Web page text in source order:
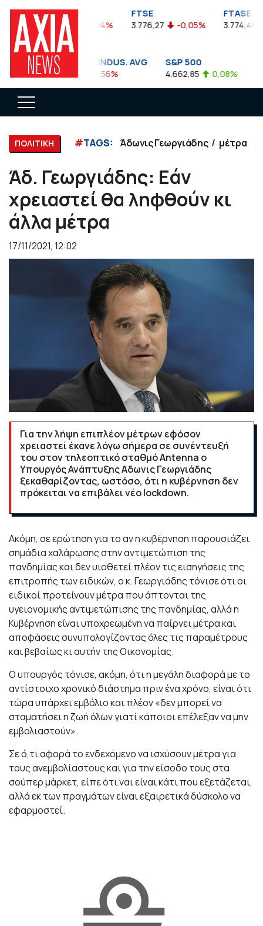
FTSEA
899,47 -0,04%
FTSE
3.776,27 -0,05%
FTASE
3.774,48
DOW JONES INDUS. AVG
35.911,81 -0,56%
S&P 500
4.662,85 0,08%
ΠΟΛΙΤΙΚΗ #TAGS: Άδωνις Γεωργιάδης μέτρα
Άδ. Γεωργιάδης: Εάν
χρειαστεί θα ληφθούν κι
άλλα μέτρα
17/11/2021, 12:02
Για την λήψη επιπλέον μέτρων εφόσον
χρειαστεί έκανε λόγω σήμερα σε συνέντευξή
του στον τηλεοπτικό σταθμό Antenna ο
Υπουργός Ανάπτυξης Αδωνις Γεωργιάδης
ξεκαθαρίζοντας, ωστόσο, ότι η κυβέρνηση δεν
πρόκειται να επιβάλει νέο lockdown.
Ακόμη, σε ερώτηση για το αν η κυβέρνηση παρουσιάζει
σημάδια χαλάρωσης στην αντιμετώπιση της
πανδημίας και δεν υιοθετεί πλέον τις εισηγήσεις της
επιτροπής των ειδικών, ο κ. Γεωργιάδης τόνισε ότι οι
ειδικοί προτείνουν μέτρα που άπτονται της
υγειονομικής αντιμετώπισης της πανδημίας, αλλά η
Κυβέρνηση είναι υποχρεωμένη να παίρνει μέτρα και
αποφάσεις συνυπολογίζοντας όλες τις παραμέτρους
και βεβαίως κι αυτήν της Οικονομίας.
Ο υπουργός τόνισε, ακόμη, ότι η μεγάλη διαφορά με το
αντίστοιχο χρονικό διάστημα πριν ένα χρόνο, είναι ότι
τώρα υπάρχει εμβόλιο και πλέον «δεν μπορεί να
σταματήσει η ζωή όλων γιατί κάποιοι επέλεξαν να μην
εμβολιαστούν».
Σε ό,τι αφορά το ενδεχόμενο να ισχύσουν μέτρα για
τους ανεμβολίαστους και για την είσοδο τους στα
σούπερ μάρκετ, είπε ότι ναι είναι κάτι που εξετάζεται,
αλλά εκ των πραγμάτων είναι εξαιρετικά δύσκολο να
εφαρμοστεί.